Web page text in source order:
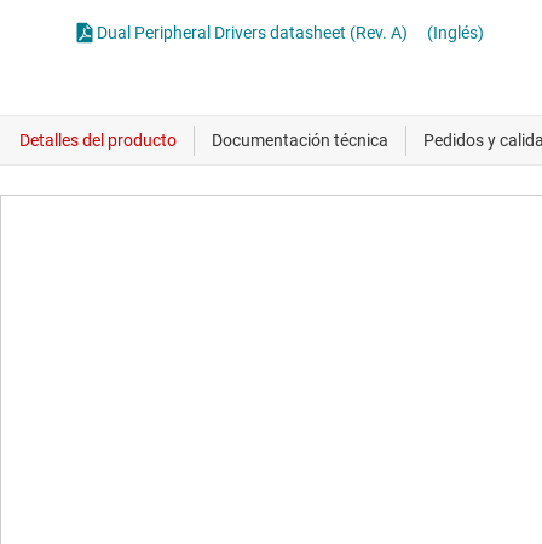
Dual Peripheral Drivers datasheet (Rev. A) (Inglés)